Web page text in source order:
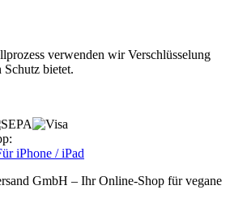
verwenden wir Verschlüsselung
bietet.
iPhone / iPad
GmbH – Ihr Online‐Shop für vegane